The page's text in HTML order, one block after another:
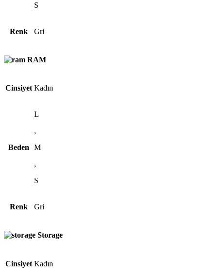
S
Renk Gri
RAM
Cinsiyet Kadın
Beden
L
,
M
,
S
Renk Gri
Storage
Cinsiyet Kadın